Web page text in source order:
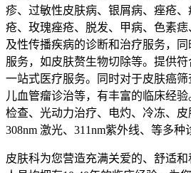
疹、过敏性皮肤病、银屑病、痤疮
疮、玫瑰痤疮、脱发、甲病、色素
及性传播疾病的诊断和治疗服务，
服务，如皮肤赘生物切除等。提供
一站式医疗服务。同时对于皮肤癌
儿血管瘤诊治等，有丰富的临床经
检查、光动力治疗、电灼、冷冻、皮
308nm 激光、311nm紫外线、等多种
皮肤科为您营造充满关爱的、舒适